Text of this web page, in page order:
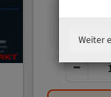
Weiter